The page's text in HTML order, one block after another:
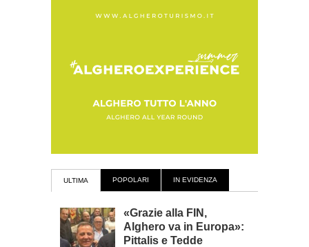
ULTIMA POPOLARI IN EVIDENZA
«Grazie alla FIN,
Alghero va in Europa»:
Pittalis e Tedde